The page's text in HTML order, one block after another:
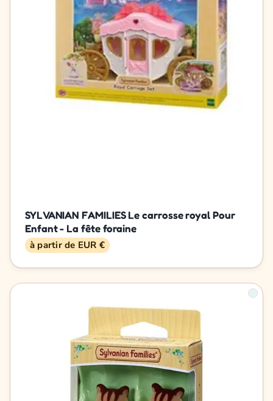
SYLVANIAN FAMILIES Le carrosse royal Pour
Enfant - La fête foraine
à partir de EUR €